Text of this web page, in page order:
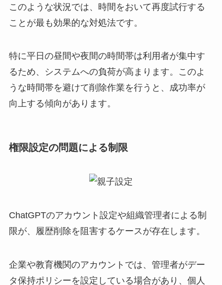
このような状況では、時間をおいて再度試行する
ことが最も効果的な対処法です。
特に平日の昼間や夜間の時間帯は利用者が集中す
るため、システムへの負荷が高まります。このよ
うな時間帯を避けて削除作業を行うと、成功率が
向上する傾向があります。
権限設定の問題による制限
ChatGPTのアカウント設定や組織管理者による制
限が、履歴削除を阻害するケースが存在します。
企業や教育機関のアカウントでは、管理者がデー
タ保持ポリシーを設定している場合があり、個人